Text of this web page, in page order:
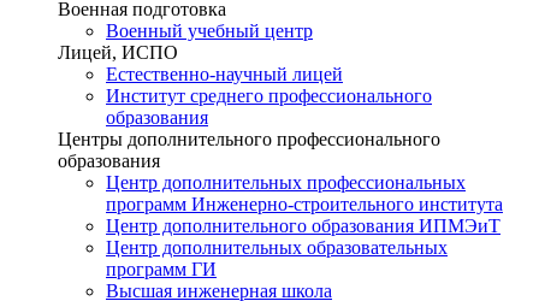
Военная подготовка
Военный учебный центр
Лицей, ИСПО
Естественно-научный лицей
Институт среднего профессионального
образования
Центры дополнительного профессионального
образования
Центр дополнительных профессиональных
программ Инженерно-строительного института
Центр дополнительного образования ИПМЭиТ
Центр дополнительных образовательных
программ ГИ
Высшая инженерная школа